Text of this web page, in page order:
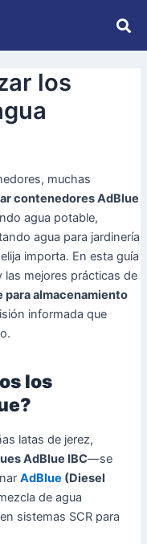
los
muchas
contenedores AdBlue
agua potable,
agua para jardinería
importa. En esta guía
mejores prácticas de
para almacenamiento
informada que
los
latas de jerez,
AdBlue IBC—se
AdBlue (Diesel
de agua
sistemas SCR para